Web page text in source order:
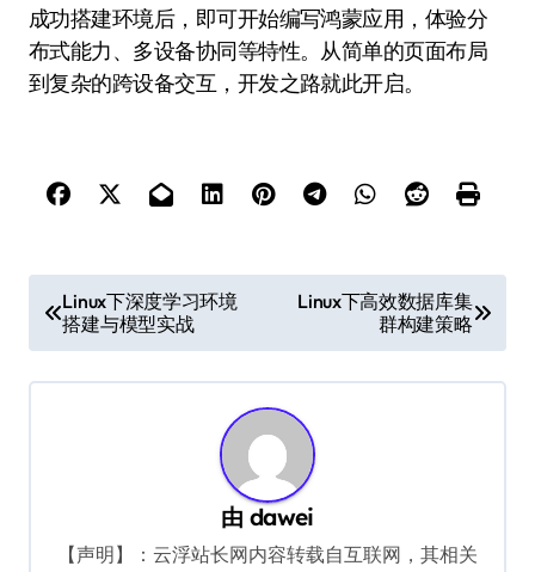
成功搭建环境后，即可开始编写鸿蒙应用，体验分
布式能力、多设备协同等特性。从简单的页面布局
到复杂的跨设备交互，开发之路就此开启。
章
导
Linux下深度学习环境
搭建与模型实战
Linux下高效数据库集
群构建策略
由dawei
【声明】：云浮站长网内容转载自互联网，其相关